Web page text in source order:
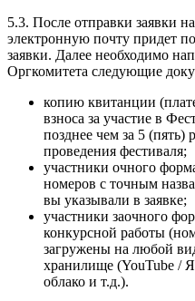
5.3. После отправки заявки
электронную почту придет
заявки. Далее необходимо
Оргкомитета следующие
копию квитанции
взноса за участие в
позднее чем за 5 (пять)
проведения фестиваля;
участники очного
номеров с точным
вы указывали в заявке;
участники заочного
конкурсной работы
загружены на любой
хранилище (YouTube /
облако и т.д.).